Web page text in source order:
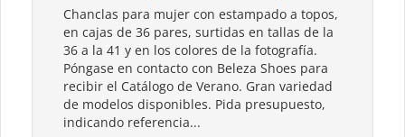
Chanclas para mujer con estampado a topos,
en cajas de 36 pares, surtidas en tallas de la
36 a la 41 y en los colores de la fotografía.
Póngase en contacto con Beleza Shoes para
recibir el Catálogo de Verano. Gran variedad
de modelos disponibles. Pida presupuesto,
indicando referencia...